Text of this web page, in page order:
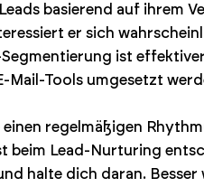
basierend auf ihrem
er sich
ist
Mail-Tools umgesetzt
einen regelmäßigen
beim Lead-Nurturing
halte dich daran.